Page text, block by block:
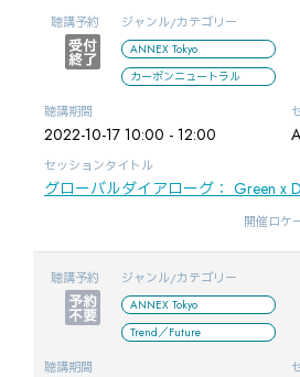
聴講予約 ジャンル/カテゴリー
ANNEX Tokyo
カーボンニュートラル
聴講期間
2022-10-17 10:00 - 12:00
セッションタイトル
グローバルダイアローグ： Green x
開催ロケ
聴講予約 ジャンル/カテゴリー
ANNEX Tokyo
Trend／Future
聴講期間